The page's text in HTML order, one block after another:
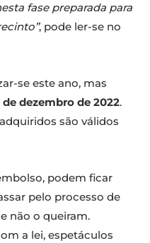
fase preparada para
, pode ler-se no
se este ano, mas
de dezembro de 2022.
são válidos
podem ficar
pelo processo de
não o queiram.
a lei, espetáculos